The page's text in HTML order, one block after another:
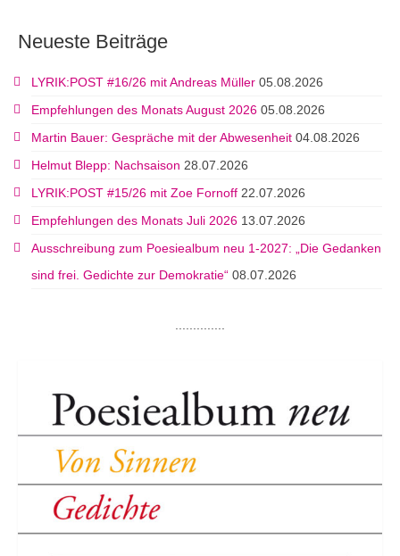
Neueste Beiträge
LYRIK:POST #16/26 mit Andreas Müller 05.08.2026
Empfehlungen des Monats August 2026 05.08.2026
Martin Bauer: Gespräche mit der Abwesenheit 04.08.2026
Helmut Blepp: Nachsaison 28.07.2026
LYRIK:POST #15/26 mit Zoe Fornoff 22.07.2026
Empfehlungen des Monats Juli 2026 13.07.2026
Ausschreibung zum Poesiealbum neu 1-2027: „Die Gedanken
sind frei. Gedichte zur Demokratie“ 08.07.2026